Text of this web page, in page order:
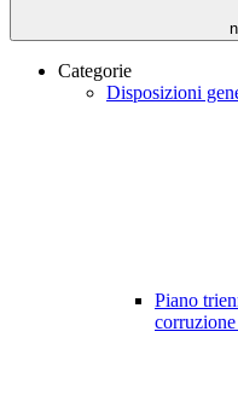
Categorie
Disposizioni
Piano
corruzione